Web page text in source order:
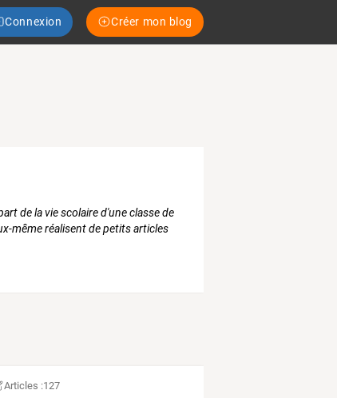
Connexion Créer mon blog
de la vie scolaire d'une classe de
même réalisent de petits articles
Articles :127